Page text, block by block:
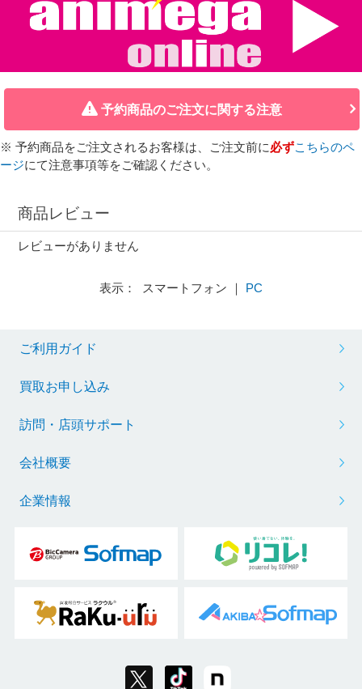
予約商品のご注文に関する注意
※ 予約商品をご注文されるお客様は、ご注文前に必ずこちらのペ
ージにて注意事項等をご確認ください。
商品レビュー
レビューがありません
表示： スマートフォン ｜ PC
ご利用ガイド
買取お申し込み
訪問・店頭サポート
会社概要
企業情報